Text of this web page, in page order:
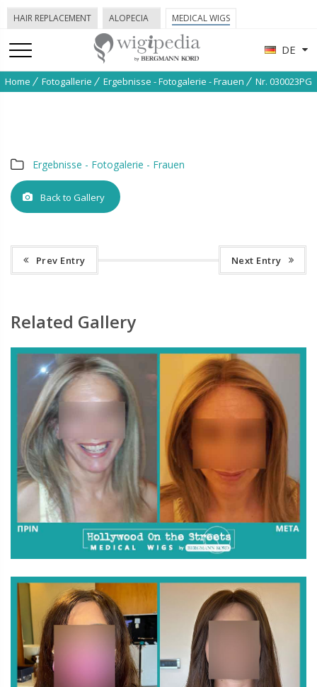
DE
HAIR REPLACEMENT ALOPECIA MEDICAL WIGS
Home Fotogallerie Ergebnisse - Fotogalerie - Frauen Nr. 030023PG
Ergebnisse - Fotogalerie - Frauen
Back to Gallery
Prev Entry Next Entry
Related Gallery